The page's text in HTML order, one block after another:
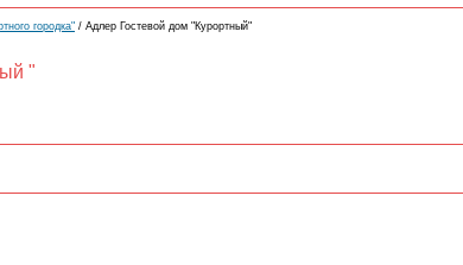
городка" / Адлер Гостевой дом "Курортный"
"